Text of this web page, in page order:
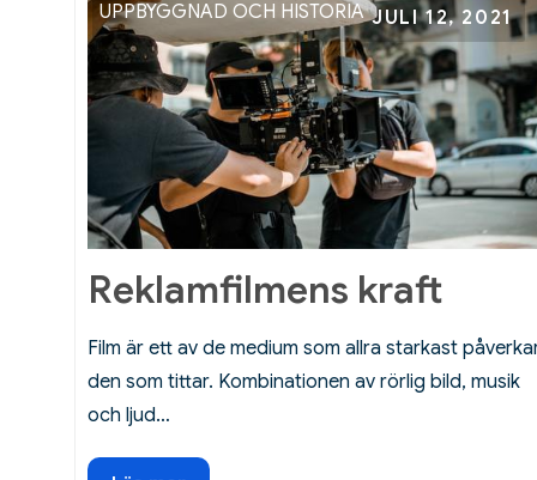
med
biokänsla
hemma
UPPBYGGNAD OCH HISTORIA Posted
on
JULI 12, 2021
Reklamfilmens kraft
Film är ett av de medium som allra starkast
den som tittar. Kombinationen av rörlig bild, musik
och ljud…